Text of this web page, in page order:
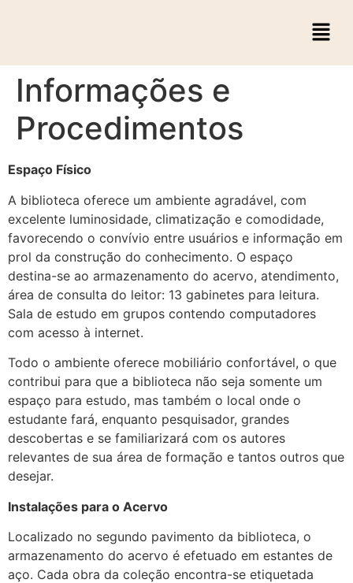
Informações e
Procedimentos
Espaço Físico
A biblioteca oferece um ambiente agradável, com
excelente luminosidade, climatização e comodidade,
favorecendo o convívio entre usuários e informação em
prol da construção do conhecimento. O espaço
destina-se ao armazenamento do acervo, atendimento,
área de consulta do leitor: 13 gabinetes para leitura.
Sala de estudo em grupos contendo computadores
com acesso à internet.
Todo o ambiente oferece mobiliário confortável, o que
contribui para que a biblioteca não seja somente um
espaço para estudo, mas também o local onde o
estudante fará, enquanto pesquisador, grandes
descobertas e se familiarizará com os autores
relevantes de sua área de formação e tantos outros que
desejar.
Instalações para o Acervo
Localizado no segundo pavimento da biblioteca, o
armazenamento do acervo é efetuado em estantes de
aço. Cada obra da coleção encontra-se etiquetada